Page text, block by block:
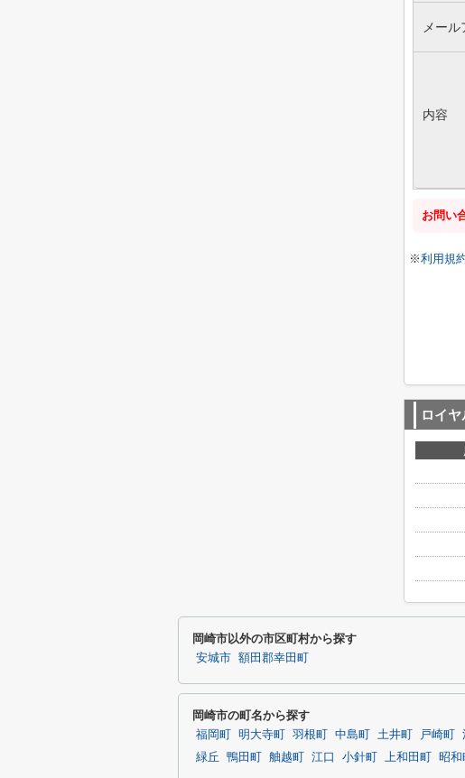
メール
内容
お問い
※利用規
ロイ
岡崎市以外の市区町村から探す
安城市 額田郡幸田町
岡崎市の町名から探す
福岡町 明大寺町 羽根町 中島町 土井町 戸崎町
緑丘
鴨田町 舳越町 江口 小針町 上和田町 昭和